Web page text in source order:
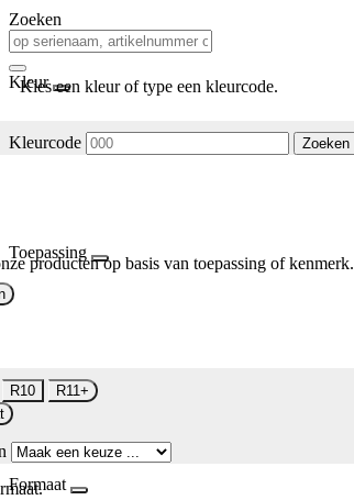
Zoeken
Kleur
Kies een kleur of type een kleurcode.
Kleurcode Zoeken
Toepassing
producten op basis van toepassing of kenmerk.
R10
R11+
Formaat